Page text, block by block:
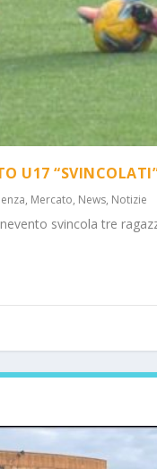
U17
, Mercato, News, Notizie
svincola tre